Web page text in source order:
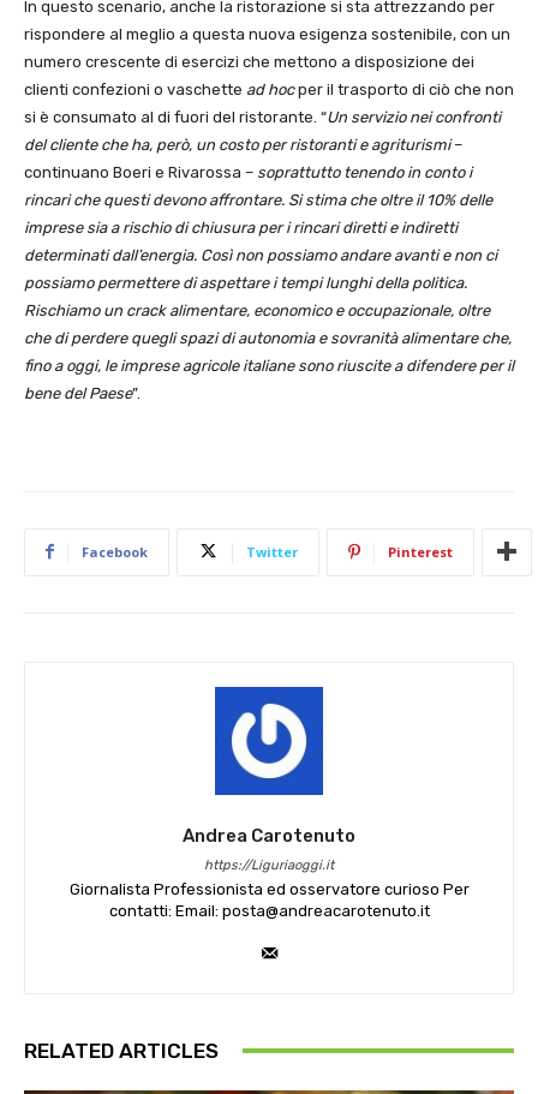
In questo scenario, anche la ristorazione si sta attrezzando per
rispondere al meglio a questa nuova esigenza sostenibile, con un
numero crescente di esercizi che mettono a disposizione dei
clienti confezioni o vaschette ad hocper il trasporto di ciò che non
si è consumato al di fuori del ristorante. “Un servizio nei confronti
del cliente che ha, però, un costo per ristoranti e agriturismi–
continuano Boeri e Rivarossa – soprattutto tenendo in conto i
rincari che questi devono affrontare. Si stima che oltre il 10% delle
imprese sia a rischio di chiusura per i rincari diretti e indiretti
determinati dall’energia. Così non possiamo andare avanti e non ci
possiamo permettere di aspettare i tempi lunghi della politica.
Rischiamo un crack alimentare, economico e occupazionale, oltre
che di perdere quegli spazi di autonomia e sovranità alimentare che,
fino a oggi, le imprese agricole italiane sono riuscite a difendere per il
bene del Paese”.
Facebook Twitter Pinterest
Andrea Carotenuto
https://Liguriaoggi.it
Giornalista Professionista ed osservatore curioso Per
contatti: Email: posta@andreacarotenuto.it
RELATED ARTICLES